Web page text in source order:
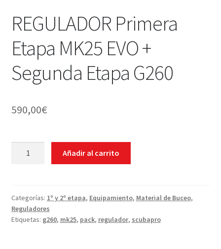
REGULADOR Primera
Etapa MK25 EVO +
Segunda Etapa G260
590,00€
EVO
+
Segunda
Añadir al carrito
Categorías: 1º y 2º etapa, Equipamiento, Material de Buceo,
Reguladores
Etiquetas: g260, mk25, pack, regulador, scubapro